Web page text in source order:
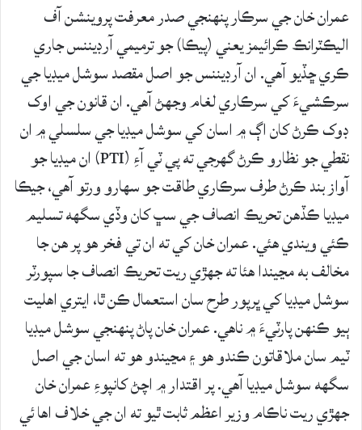
عمران خان جي سرڪار پنهنجي صدر معرفت پروينشن آف
اليڪٽرانڪ ڪرائيمز يعني (پيڪا) جو ترميمي آرڊيننس جاري
ڪري ڇڏيو آهي. ان آرڊيننس جو اصل مقصد سوشل ميڊيا جي
سرڪشيءَ کي سرڪاري لغام وجهڻ آهي. ان قانون جي اوک
ڊوک ڪرڻ کان اڳ ۾ اسان کي سوشل ميڊيا جي سلسلي ۾ ان
نقطي جو نظارو ڪرڻ گهرجي ته پي ٽي آءِ (PTI) ان ميڊيا جو
آواز بند ڪرڻ طرف سرڪاري طاقت جو سهارو ورتو آهي، جيڪا
ميڊيا ڪڏهن تحريڪ انصاف جي سڀ کان وڏي سگهه تسليم
ڪئي ويندي هئي. عمران خان کي ته ان تي فخر هو پر هن جا
مخالف به مڃيندا هئا ته جهڙي ريت تحريڪ انصاف جا سپورٽر
سوشل ميڊيا کي ڀرپور طرح سان استعمال ڪن ٿا، ايتري اهليت
ٻيو ڪنهن پارٽيءَ ۾ ناهي. عمران خان پاڻ پنهنجي سوشل ميڊيا
ٽيم سان ملاقاتون ڪندو هو ۽ مڃيندو هو ته اسان جي اصل
سگهه سوشل ميڊيا آهي. پر اقتدار ۾ اچڻ کانپوءِ عمران خان
جهڙي ريت ناڪام وزير اعظم ثابت ٿيو ته ان جي خلاف اها ئي